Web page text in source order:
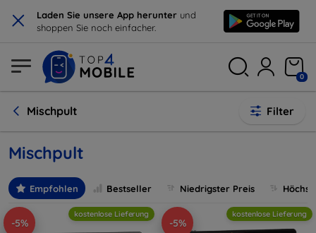
× Laden Sie unsere App herunter und
shoppen Sie noch einfacher.
0
Mischpult Filter
Mischpult
Empfohlen Bestseller Niedrigster Preis
-5%
kostenlose Lieferung
-5%
kostenlose Lieferung